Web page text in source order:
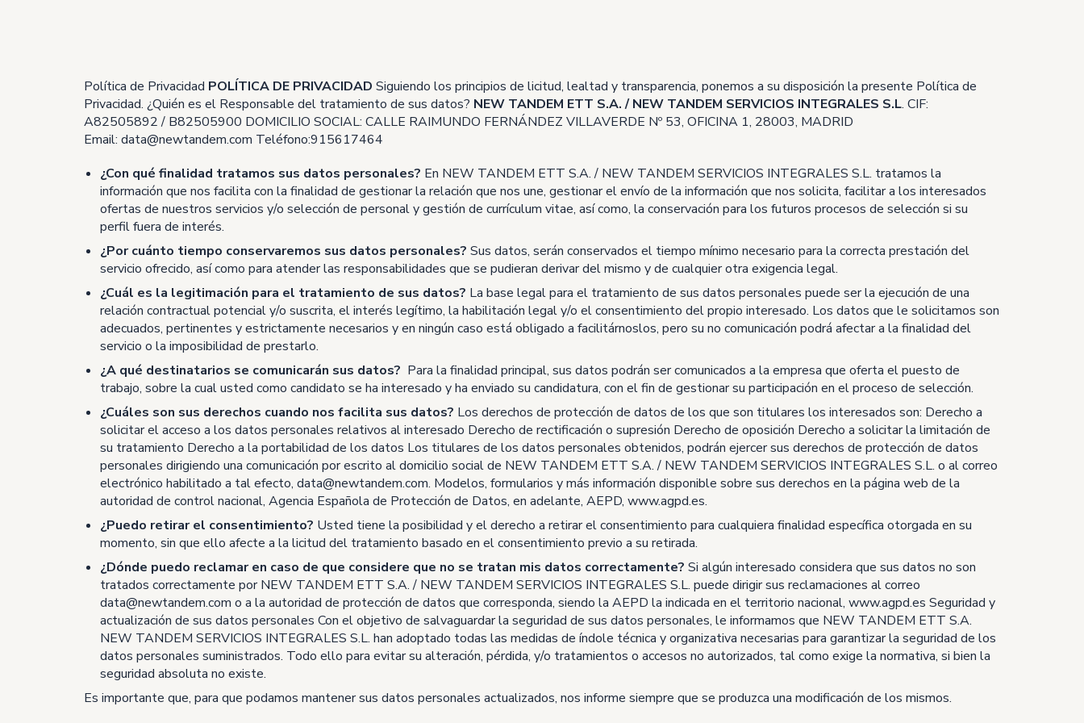
Política de Privacidad POLÍTICA DE PRIVACIDAD Siguiendo los principios de licitud, lealtad y transparencia, ponemos a su disposición la presente Política de
Privacidad. ¿Quién es el Responsable del tratamiento de sus datos? NEW TANDEM ETT S.A. / NEW TANDEM SERVICIOS INTEGRALES S.L. CIF:
A82505892 / B82505900 DOMICILIO SOCIAL: CALLE RAIMUNDO FERNÁNDEZ VILLAVERDE Nº 53, OFICINA 1, 28003, MADRID
Email: data@newtandem.com Teléfono:915617464
¿Con qué finalidad tratamos sus datos personales? En NEW TANDEM ETT S.A. / NEW TANDEM SERVICIOS INTEGRALES S.L. tratamos la
información que nos facilita con la finalidad de gestionar la relación que nos une, gestionar el envío de la información que nos solicita, facilitar a los interesados
ofertas de nuestros servicios y/o selección de personal y gestión de currículum vitae, así como, la conservación para los futuros procesos de selección si su
perfil fuera de interés.
¿Por cuánto tiempo conservaremos sus datos personales? Sus datos, serán conservados el tiempo mínimo necesario para la correcta prestación del
servicio ofrecido, así como para atender las responsabilidades que se pudieran derivar del mismo y de cualquier otra exigencia legal.
¿Cuál es la legitimación para el tratamiento de sus datos? La base legal para el tratamiento de sus datos personales puede ser la ejecución de una
relación contractual potencial y/o suscrita, el interés legítimo, la habilitación legal y/o el consentimiento del propio interesado. Los datos que le solicitamos son
adecuados, pertinentes y estrictamente necesarios y en ningún caso está obligado a facilitárnoslos, pero su no comunicación podrá afectar a la finalidad del
servicio o la imposibilidad de prestarlo.
¿A qué destinatarios se comunicarán sus datos? Para la finalidad principal, sus datos podrán ser comunicados a la empresa que oferta el puesto de
trabajo, sobre la cual usted como candidato se ha interesado y ha enviado su candidatura, con el fin de gestionar su participación en el proceso de selección.
¿Cuáles son sus derechos cuando nos facilita sus datos? Los derechos de protección de datos de los que son titulares los interesados son: Derecho a
solicitar el acceso a los datos personales relativos al interesado Derecho de rectificación o supresión Derecho de oposición Derecho a solicitar la limitación de
su tratamiento Derecho a la portabilidad de los datos Los titulares de los datos personales obtenidos, podrán ejercer sus derechos de protección de datos
personales dirigiendo una comunicación por escrito al domicilio social de NEW TANDEM ETT S.A. / NEW TANDEM SERVICIOS INTEGRALES S.L. o al correo
electrónico habilitado a tal efecto, data@newtandem.com. Modelos, formularios y más información disponible sobre sus derechos en la página web de la
autoridad de control nacional, Agencia Española de Protección de Datos, en adelante, AEPD, www.agpd.es.
¿Puedo retirar el consentimiento? Usted tiene la posibilidad y el derecho a retirar el consentimiento para cualquiera finalidad específica otorgada en su
momento, sin que ello afecte a la licitud del tratamiento basado en el consentimiento previo a su retirada.
¿Dónde puedo reclamar en caso de que considere que no se tratan mis datos correctamente? Si algún interesado considera que sus datos no son
tratados correctamente por NEW TANDEM ETT S.A. / NEW TANDEM SERVICIOS INTEGRALES S.L. puede dirigir sus reclamaciones al correo
data@newtandem.com o a la autoridad de protección de datos que corresponda, siendo la AEPD la indicada en el territorio nacional, www.agpd.es Seguridad y
actualización de sus datos personales Con el objetivo de salvaguardar la seguridad de sus datos personales, le informamos que NEW TANDEM ETT S.A.
NEW TANDEM SERVICIOS INTEGRALES S.L. han adoptado todas las medidas de índole técnica y organizativa necesarias para garantizar la seguridad de los
datos personales suministrados. Todo ello para evitar su alteración, pérdida, y/o tratamientos o accesos no autorizados, tal como exige la normativa, si bien la
seguridad absoluta no existe.
Es importante que, para que podamos mantener sus datos personales actualizados, nos informe siempre que se produzca una modificación de los mismos.